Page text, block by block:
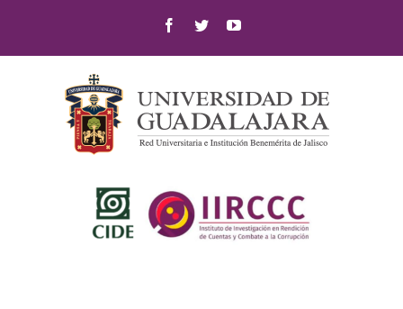
content
Facebook
TwitterYouTube